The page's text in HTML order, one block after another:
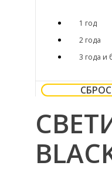
1 год
2 года
3 года и